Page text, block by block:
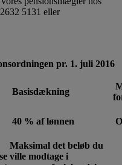
5131 eller
pr. 1. juli 2016
Basisdækning
40 % af lønnen
Maksimal det beløb du
ville modtage i